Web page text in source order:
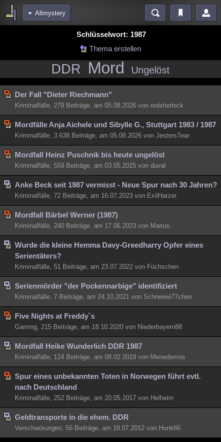
Allmystery
Diskussionen Videos
Neuigkeiten
meine Rubriken
Menschen Wissenschaft Politik
Spiritualität Verschwörungen Technologie Ufologie
Natur Umfragen Unterhaltung
weitere Rubriken
Philosophie Träume Orte Esoterik Literatur
Astronomie Helpdesk Gruppen Gaming Filme
Verbesserungen
Übersichten
Teilgenommen
Lesenswert
Schlüsselwort: 1987
Thema erstellen
DDR Mord Ungelöst
Der Fall "Dieter Riechmann"
Kriminalfälle, 279 Beiträge, am 05.08.2026 von redsherlock
Mordfälle Anja Aichele und Sibylle G., Stuttgart 1983 / 1987
Kriminalfälle, 3.638 Beiträge, am 05.08.2026 von JestersTear
Mordfall Heinz Puschnik bis heute ungelöst
Kriminalfälle, 559 Beiträge, am 03.05.2025 von duval
Anke Beck seit 1987 vermisst - Neue Spur nach 30 Jahren?
Kriminalfälle, 72 Beiträge, am 16.07.2023 von ExilHarzer
Mordfall Bärbel Werner (1987)
Kriminalfälle, 240 Beiträge, am 17.06.2023 von Marius.
Wurde die kleine Hemma Davy-Greedharry Opfer eines
Serientäters?
Kriminalfälle, 51 Beiträge, am 23.07.2022 von Füchschen
Serienmörder "der Pockennarbige" identifiziert
Kriminalfälle, 7 Beiträge, am 24.10.2021 von Schneewi77chen
Five Nights at Freddy`s
Gaming, 215 Beiträge, am 18.10.2020 von Niederbayern88
Mordfall Heike Wunderlich DDR 1987
Kriminalfälle, 124 Beiträge, am 08.02.2019 von Menedemos
Spur eines unbekannten Toten in Norwegen führt evtl.
nach Deutschland
Kriminalfälle, 252 Beiträge, am 20.05.2017 von Helheim
Geldtransporte in die ehem. DDR
Verschwörungen, 56 Beiträge, am 18.07.2012 von Hunk66